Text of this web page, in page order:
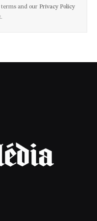
terms and our Privacy Policy